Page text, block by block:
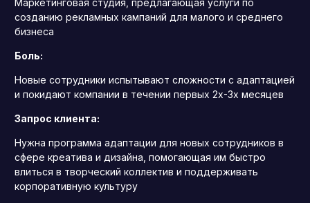
созданию рекламных кампаний для малого и среднего
бизнеса
Боль:
Новые сотрудники испытывают сложности с адаптацией
и покидают компании в течении первых 2х-3х месяцев
Запрос клиента:
Нужна программа адаптации для новых сотрудников в
сфере креатива и дизайна, помогающая им быстро
влиться в творческий коллектив и поддерживать
корпоративную культуру